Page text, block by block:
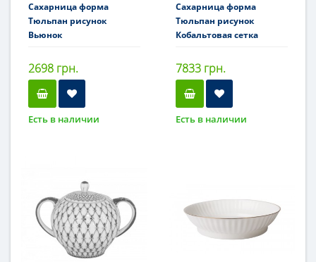
Сахарница форма
Тюльпан рисунок
Вьюнок
2698 грн.
Есть в наличии
Сахарница форма
Тюльпан рисунок
Кобальтовая сетка
7833 грн.
Есть в наличии